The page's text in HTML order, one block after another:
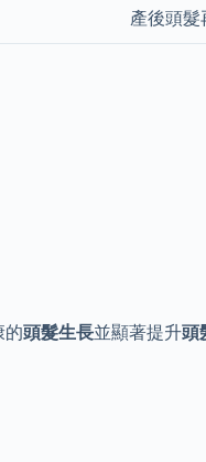
產後頭髮
的頭髮生長並顯著提升頭